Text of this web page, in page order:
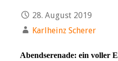
28. August 2019
Karlheinz Scherer
Abendserenade: ein voller